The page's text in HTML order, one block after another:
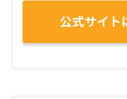
公式サイト